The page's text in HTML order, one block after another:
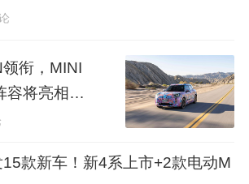
衔，MINI
容将亮相20
款新车！新4系上市+2款电动M